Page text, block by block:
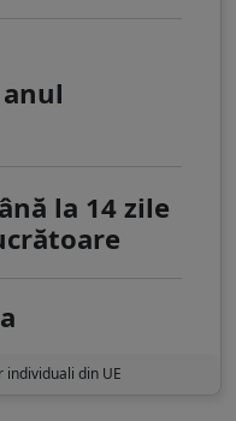
la 14 zile
individuali din UE